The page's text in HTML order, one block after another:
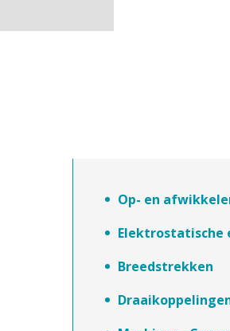
Op- en
Elektrostatische
Breedstrekken